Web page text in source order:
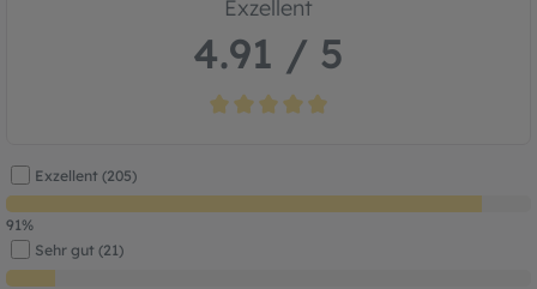
Exzellent
4.91 / 5
Exzellent (205)
91%
Sehr gut (21)